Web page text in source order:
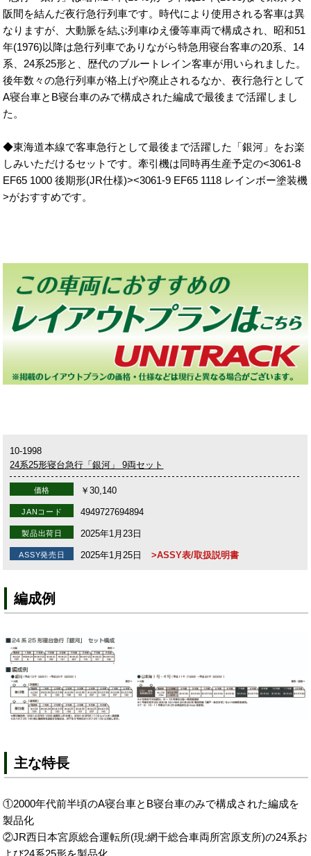
阪間を結んだ夜行急行列車です。時代により使用される客車は異
なりますが、大動脈を結ぶ列車ゆえ優等車両で構成され、昭和51
年(1976)以降は急行列車でありながら特急用寝台客車の20系、14
系、24系25形と、歴代のブルートレイン客車が用いられました。
後年数々の急行列車が格上げや廃止されるなか、夜行急行として
A寝台車とB寝台車のみで構成された編成で最後まで活躍しまし
た。
◆東海道本線で客車急行として最後まで活躍した「銀河」をお楽
しみいただけるセットです。牽引機は同時再生産予定の<3061-8
EF65 1000 後期形(JR仕様)><3061-9 EF65 1118 レインボー塗装機
>がおすすめです。
10-1998
24系25形寝台急行「銀河」 9両セット
価格 ￥30,140
JANコード 4949727694894
製品出荷日 2025年1月23日
ASSY発売日 2025年1月25日 >ASSY表/取扱説明書
編成例
主な特長
①2000年代前半頃のA寝台車とB寝台車のみで構成された編成を
製品化
②JR西日本宮原総合運転所(現:網干総合車両所宮原支所)の24系お
よび24系25形を製品化